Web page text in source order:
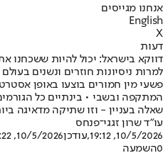
אנחנו מגייסים
English
X
דעות
דווקא בישראל: יכול להיות ששכחנו
למרות ניסיונות חוזרים ונשנים
פשעי מין חמורים בוצעו באופן
המתקפה ובשבי • בינתיים כל
שאלה בעניין - וזו שתיקה מדאיגה
עו"ד שרון זגגי־פנחס
10/5/2026, 19:12
,עודכן10/5/2026, 19:22
0השמעה